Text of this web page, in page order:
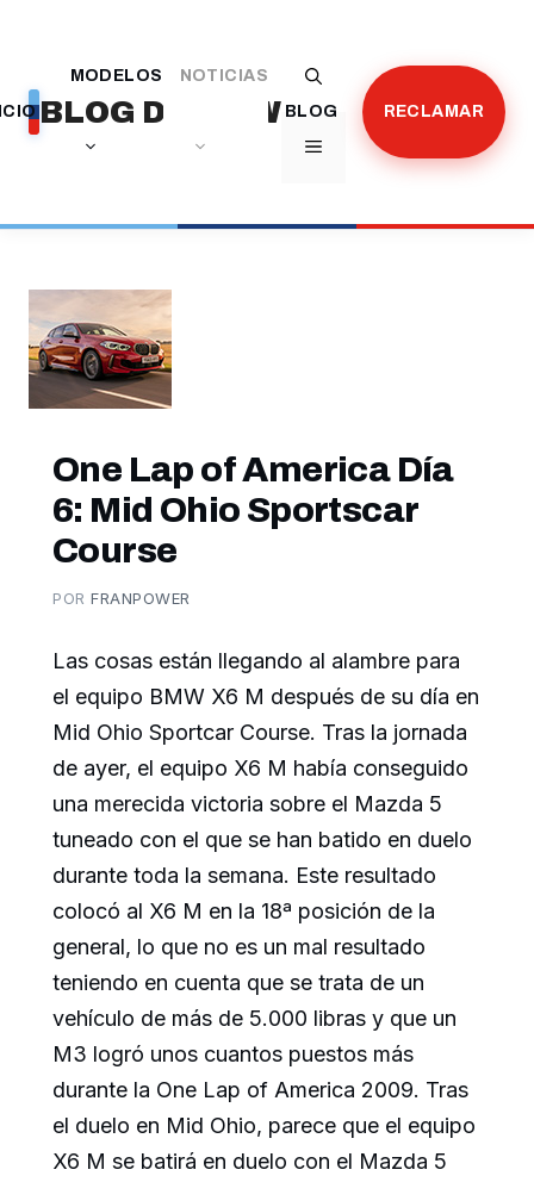
contenido
BLOG DE BMW
MENÚ
MODELOS
NOTICIAS
BLOG
RECLAMAR
One Lap of America Día
6: Mid Ohio Sportscar
Course
PORFRANPOWER
Las cosas están llegando al alambre para
el equipo BMW X6 M después de su día en
Mid Ohio Sportcar Course. Tras la jornada
de ayer, el equipo X6 M había conseguido
una merecida victoria sobre el Mazda 5
tuneado con el que se han batido en duelo
durante toda la semana. Este resultado
colocó al X6 M en la 18ª posición de la
general, lo que no es un mal resultado
teniendo en cuenta que se trata de un
vehículo de más de 5.000 libras y que un
M3 logró unos cuantos puestos más
durante la One Lap of America 2009. Tras
el duelo en Mid Ohio, parece que el equipo
X6 M se batirá en duelo con el Mazda 5